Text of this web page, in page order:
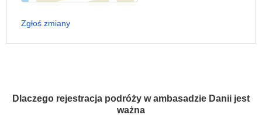
Dlaczego rejestracja podróży w ambasadzie Danii jest
ważna
Zgłoś zmiany